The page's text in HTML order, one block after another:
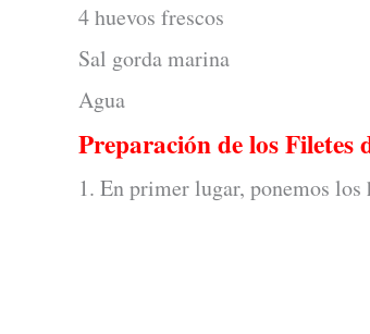
4 huevos frescos
Sal gorda marina
Agua
Preparación de los Filetes
1. En primer lugar, ponemos los